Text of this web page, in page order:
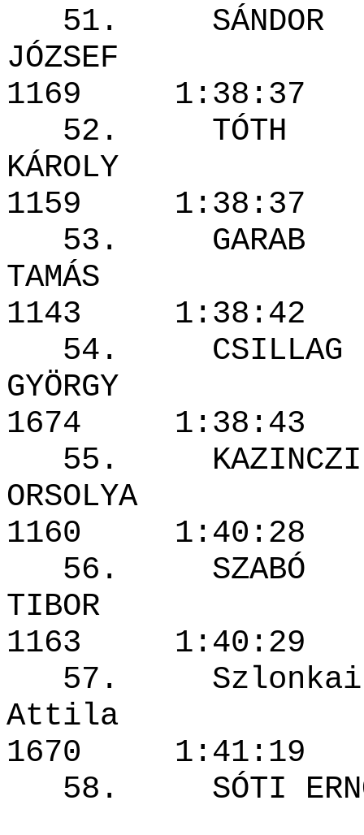
51. SÁNDOR
1169
52. TÓTH
1159
53. GARAB
1143
54. CSILLAG
1674
55. KAZINCZI
1160
56. SZABÓ
1163
57. Szlonkai
Attila
1670
58. SÓTI